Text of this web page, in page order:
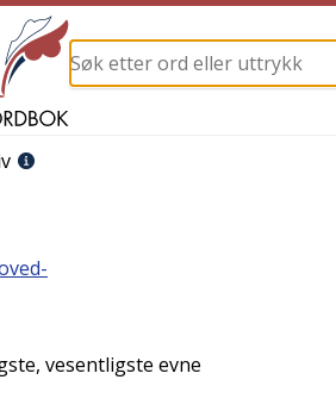
vesentligste evne